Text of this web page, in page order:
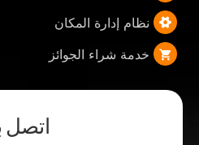
نظام إدارة المكان
خدمة شراء الجوائز
اتصل